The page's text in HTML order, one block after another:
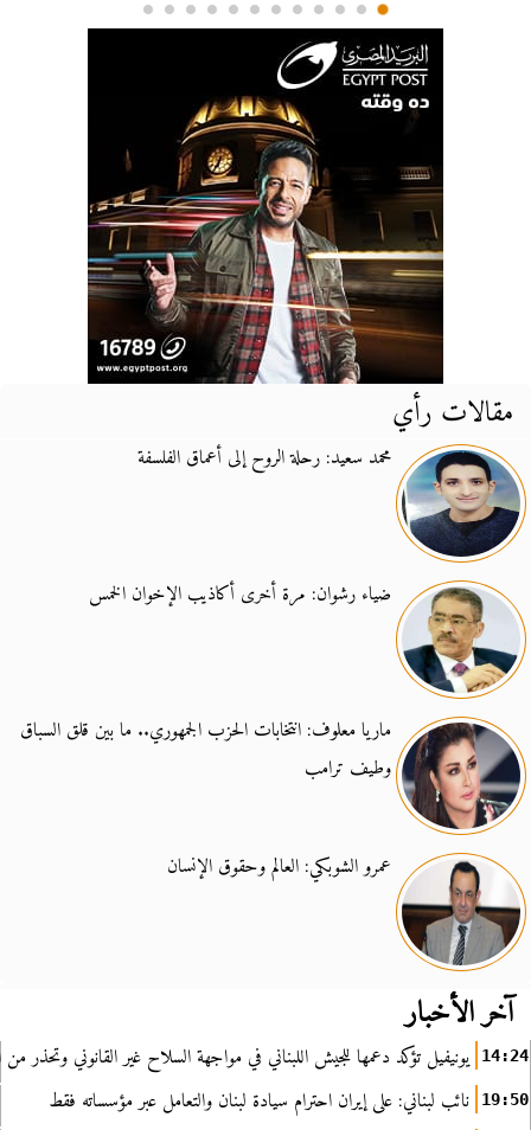
مقالات رأي
محمد سعيد: رحلة الروح إلى أعماق الفلسفة
ضياء رشوان: مرة أخرى أكاذيب الإخوان الخمس
ماريا معلوف: انتخابات الحزب الجمهوري.. ما بين قلق السباق
وطيف ترامب
عمرو الشوبكي: العالم وحقوق الإنسان
آخر الأخبار
14:24 يونيفيل تؤكد دعمها للجيش اللبناني في مواجهة السلاح غير القانوني وتحذر من
19:50
نائب لبناني: على إيران احترام سيادة لبنان والتعامل عبر مؤسساته فقط